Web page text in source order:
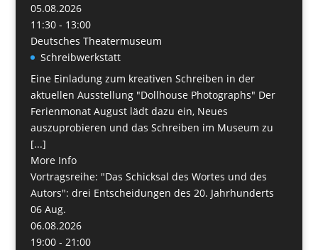
05.08.2026
11:30 - 13:00
Deutsches Theatermuseum
Schreibwerkstatt
Eine Einladung zum kreativen Schreiben in der
aktuellen Ausstellung "Dollhouse Photographs" Der
Ferienmonat August lädt dazu ein, Neues
auszuprobieren und das Schreiben im Museum zu
[...]
More Info
Vortragsreihe: "Das Schicksal des Wortes und des
Autors": drei Entscheidungen des 20. Jahrhunderts
06 Aug.
06.08.2026
19:00 - 21:00